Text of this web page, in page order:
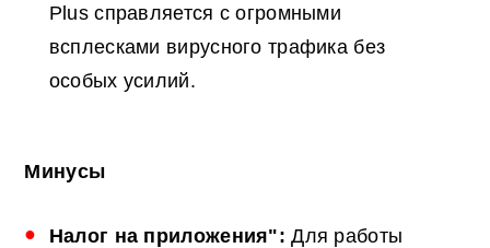
Plus справляется с огромными
всплесками вирусного трафика без
особых усилий.
Минусы
Налог на приложения": Для работы